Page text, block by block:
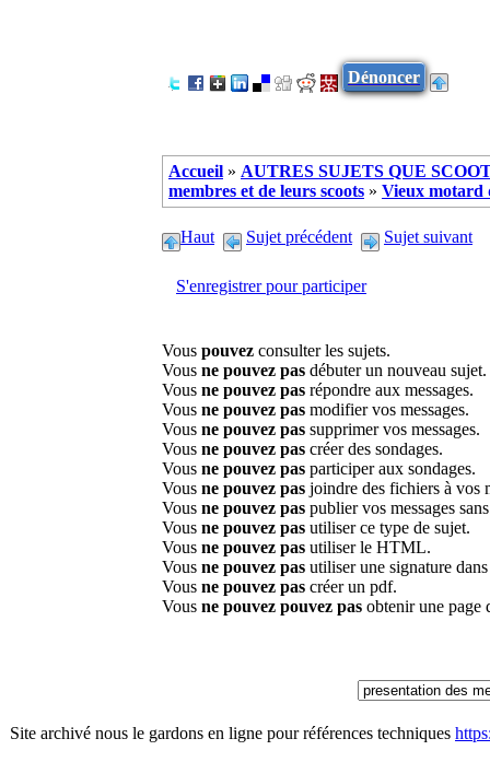
Dénoncer
Accueil » AUTRES SUJETS QUE
membres et de leurs scoots » Vieux motard
Haut Sujet précédent Sujet suivant
S'enregistrer pour participer
Vous pouvez consulter les sujets.
Vous ne pouvez pas débuter un nouveau sujet.
Vous ne pouvez pas répondre aux messages.
Vous ne pouvez pas modifier vos messages.
Vous ne pouvez pas supprimer vos messages.
Vous ne pouvez pas créer des sondages.
Vous ne pouvez pas participer aux sondages.
Vous ne pouvez pas joindre des fichiers à vos
Vous ne pouvez pas publier vos messages
Vous ne pouvez pas utiliser ce type de sujet.
Vous ne pouvez pas utiliser le HTML.
Vous ne pouvez pas utiliser une signature
Vous ne pouvez pas créer un pdf.
Vous ne pouvez pouvez pas obtenir une page
Site archivé nous le gardons en ligne pour références techniques